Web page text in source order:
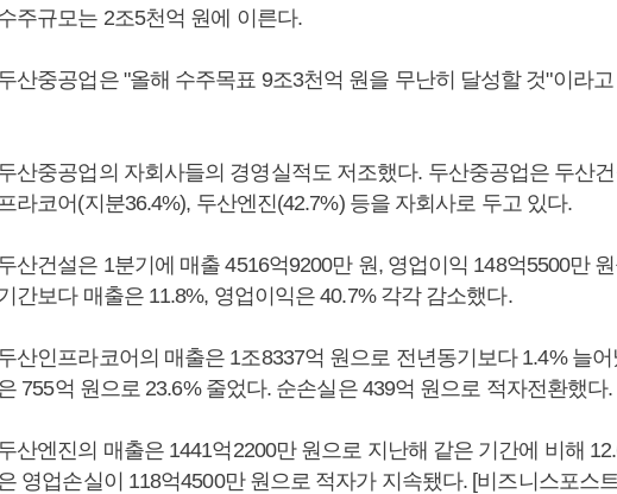
주규모는 2조5천억 원에 이른다.
산중공업은 "올해 수주목표 9조3천억 원을 무난히 달성할 것"이라
산중공업의 자회사들의 경영실적도 저조했다. 두산중공업은 두산
라코어(지분36.4%), 두산엔진(42.7%) 등을 자회사로 두고 있다.
산건설은 1분기에 매출 4516억9200만 원, 영업이익 148억5500만
간보다 매출은 11.8%, 영업이익은 40.7% 각각 감소했다.
산인프라코어의 매출은 1조8337억 원으로 전년동기보다 1.4% 늘
755억 원으로 23.6% 줄었다. 순손실은 439억 원으로 적자전환했다.
산엔진의 매출은 1441억2200만 원으로 지난해 같은 기간에 비해
영업손실이 118억4500만 원으로 적자가 지속됐다. [비즈니스포스